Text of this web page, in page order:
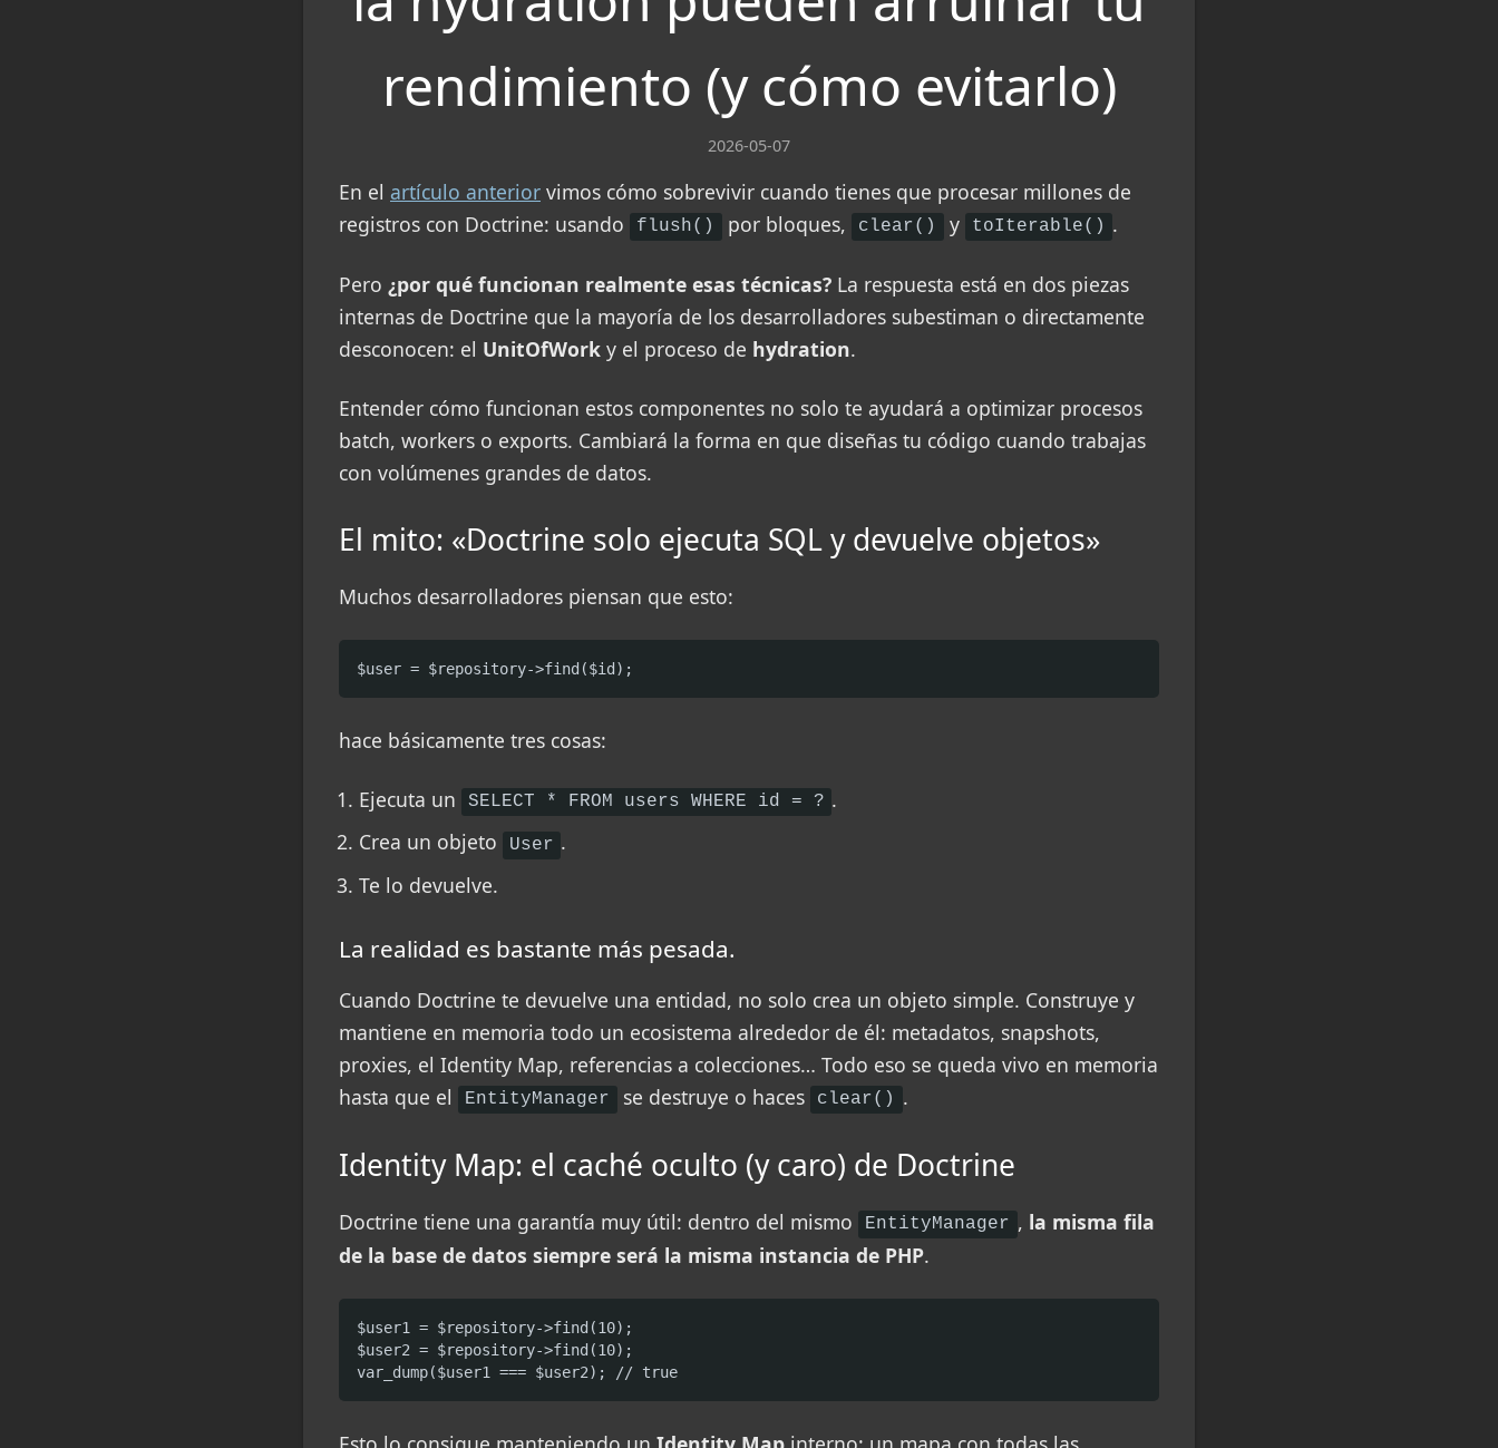
rendimiento (y cómo evitarlo)
2026-05-07
En el artículo anterior vimos cómo sobrevivir cuando tienes que procesar millones de
registros con Doctrine: usando
flush() por bloques, clear() y toIterable() .
Pero ¿por qué funcionan realmente esas técnicas? La respuesta está en dos piezas
internas de Doctrine que la mayoría de los desarrolladores subestiman o directamente
desconocen: el UnitOfWork y el proceso de hydration.
Entender cómo funcionan estos componentes no solo te ayudará a optimizar procesos
batch, workers o exports. Cambiará la forma en que diseñas tu código cuando trabajas
con volúmenes grandes de datos.
El mito: «Doctrine solo ejecuta SQL y devuelve objetos»
Muchos desarrolladores piensan que esto:
$user = $repository->find($id);
hace básicamente tres cosas:
Ejecuta un SELECT * FROM users WHERE id = ? .
Crea un objeto
User .
Te lo devuelve.
La realidad es bastante más pesada.
Cuando Doctrine te devuelve una entidad, no solo crea un objeto simple. Construye y
mantiene en memoria todo un ecosistema alrededor de él: metadatos, snapshots,
proxies, el Identity Map, referencias a colecciones… Todo eso se queda vivo en memoria
hasta que el
EntityManager se destruye o haces clear() .
Identity Map: el caché oculto (y caro) de Doctrine
Doctrine tiene una garantía muy útil: dentro del mismo EntityManager , la misma fila
de la base de datos siempre será la misma instancia de PHP.
$user1 = $repository->find(10);
$user2 = $repository->find(10);
var_dump($user1 === $user2); // true